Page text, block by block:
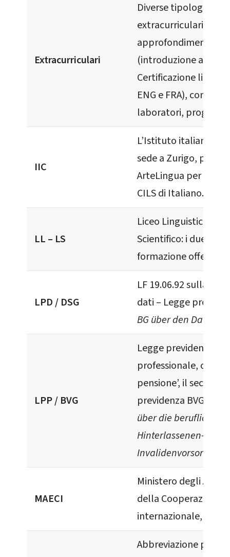
Extracurriculari
Diverse tipologie di
extracurriculari:
approfondimento,
(introduzione alla)
Certificazione
ENG e FRA),
laboratori, progetti,
IIC
L’Istituto italiano di
sede a Zurigo,
ArteLingua per i
CILS di Italiano.
LL – LS
Liceo Linguistico –
Scientifico: i due
formazione offerti
LPD / DSG
LF 19.06.92 sulla
dati – Legge
BG über den
LPP / BVG
Legge previdenza
professionale, o
pensione’, il
previdenza BVG:
über die berufliche
Hinterlassenen- und
Invalidenvorsorge
MAECI
Ministero degli Affari
della Cooperazione
internazionale, Italia.
Abbreviazione per la